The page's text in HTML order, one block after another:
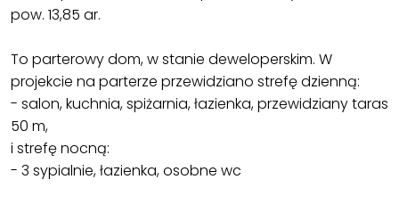
pow. 13,85 ar.
To parterowy dom, w stanie deweloperskim. W
projekcie na parterze przewidziano strefę dzienną:
- salon, kuchnia, spiżarnia, łazienka, przewidziany taras
50 m,
i strefę nocną:
- 3 sypialnie, łazienka, osobne wc